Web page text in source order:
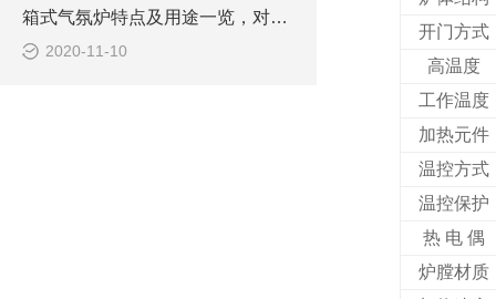
箱式气氛炉特点及用途一览，对使用很有帮助
2020-11-10
开门方式
高温度
工作温度
加热元件
温控方式
温控保护
热 电 偶
炉膛材质